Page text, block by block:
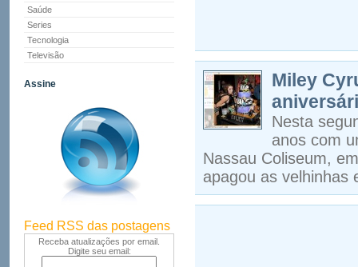
Saúde
Series
Tecnologia
Televisão
Assine
Feed RSS das postagens
Receba atualizações por email.
Digite seu email:
Miley
Nesta
anos com
Nassau Coliseum,
apagou as velhinhas